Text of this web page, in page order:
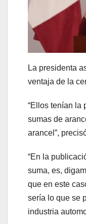
La presidenta
ventaja de la
“Ellos tenían la
sumas de
arancel”,
“En la
suma, es,
que en este
sería lo que se
industria